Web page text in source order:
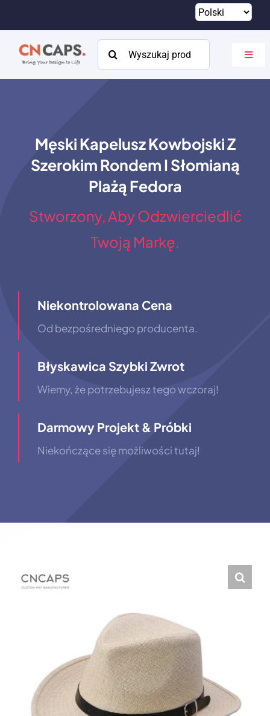
treści
Szukaj:
Katalog
Zasoby
Męski Kapelusz Kowbojski Z
Szerokim Rondem I Słomianą
Plażą Fedora
Stworzony, Aby Odzwierciedlić
Twoją Markę.
Niekontrolowana Cena
Od bezpośredniego producenta.
Błyskawica Szybki Zwrot
Wiemy, że potrzebujesz tego wczoraj!
Darmowy Projekt & Próbki
Niekończące się możliwości tutaj!